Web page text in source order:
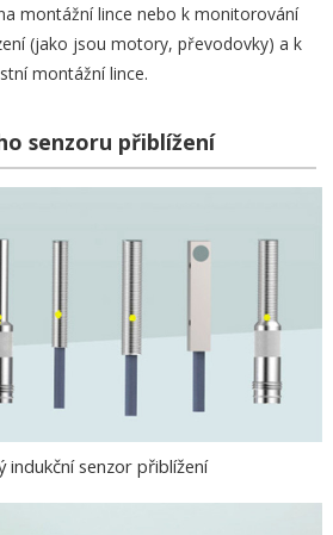
montážní lince nebo k monitorování
(jako jsou motory, převodovky) a k
montážní lince.
senzoru přiblížení
indukční senzor přiblížení